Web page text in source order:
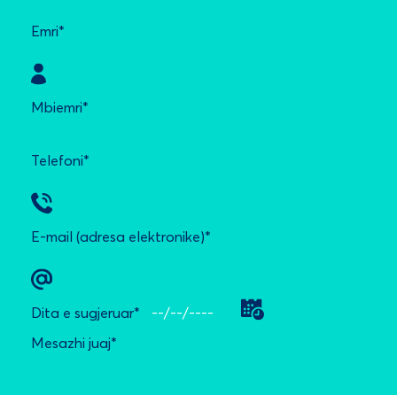
Emri*
Mbiemri*
Telefoni*
E-mail (adresa elektronike)*
Dita e sugjeruar*
Mesazhi juaj*